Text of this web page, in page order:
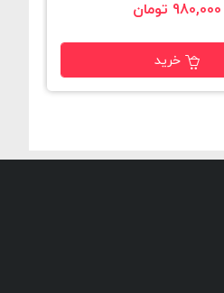
980,000 تومان
خرید